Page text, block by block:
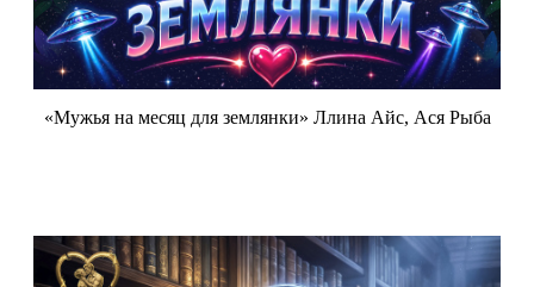
«Мужья на месяц для землянки» Ллина Айс, Ася Рыба